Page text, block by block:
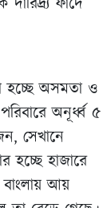
হচ্ছে অসমতা ও
অনূর্ধ্ব ৫
সেখানে
হচ্ছে হাজারে
বাংলায় আয়